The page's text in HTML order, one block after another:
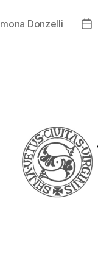
Donzelli